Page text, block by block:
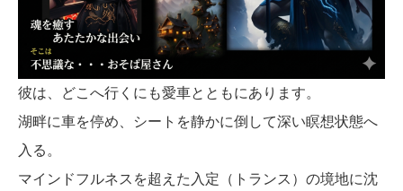
彼は、どこへ行くにも愛車とともにあります。
湖畔に車を停め、シートを静かに倒して深い瞑想状態へ
入る。
マインドフルネスを超えた入定（トランス）の境地に沈